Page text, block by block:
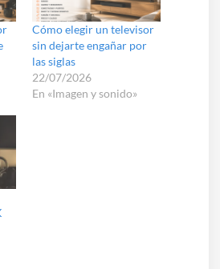
Cómo elegir un televisor
sin dejarte engañar por
las siglas
22/07/2026
En «Imagen y sonido»